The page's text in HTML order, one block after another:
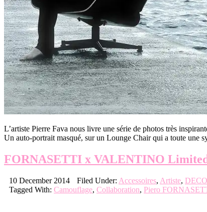
L’artiste Pierre Fava nous livre une série de photos très
Un auto-portrait masqué, sur un Lounge Chair qui a toute une
FORNASETTI x VALENTINO
10 December 2014 Filed Under: Accessoires, Artiste,
Tagged With: Camouflage, Collaboration, Piero